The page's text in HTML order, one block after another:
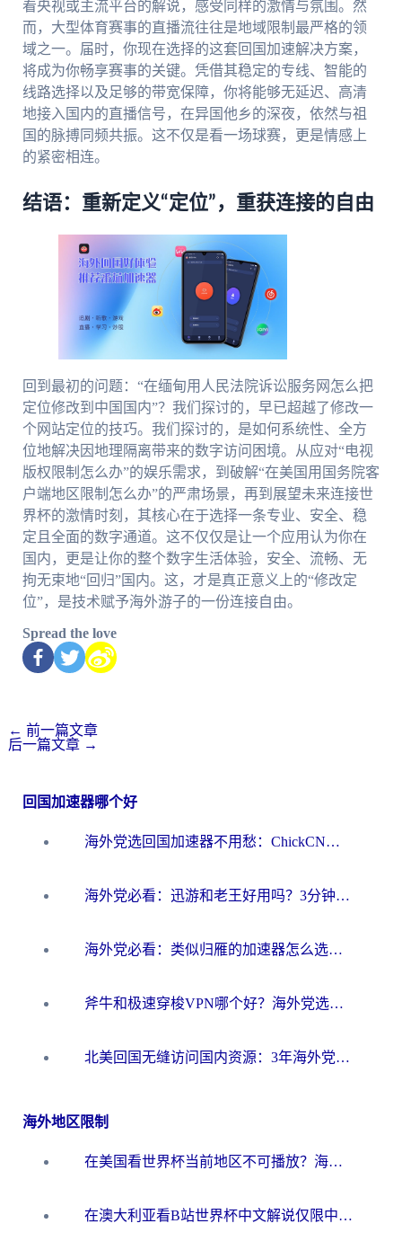
看央视或主流平台的解说，感受同样的激情与氛围。然
而，大型体育赛事的直播流往往是地域限制最严格的领
域之一。届时，你现在选择的这套回国加速解决方案，
将成为你畅享赛事的关键。凭借其稳定的专线、智能的
线路选择以及足够的带宽保障，你将能够无延迟、高清
地接入国内的直播信号，在异国他乡的深夜，依然与祖
国的脉搏同频共振。这不仅是看一场球赛，更是情感上
的紧密相连。
结语：重新定义“定位”，重获连接的自由
回到最初的问题：“在缅甸用人民法院诉讼服务网怎么把
定位修改到中国国内”？我们探讨的，早已超越了修改一
个网站定位的技巧。我们探讨的，是如何系统性、全方
位地解决因地理隔离带来的数字访问困境。从应对“电视
版权限制怎么办”的娱乐需求，到破解“在美国用国务院客
户端地区限制怎么办”的严肃场景，再到展望未来连接世
界杯的激情时刻，其核心在于选择一条专业、安全、稳
定且全面的数字通道。这不仅仅是让一个应用认为你在
国内，更是让你的整个数字生活体验，安全、流畅、无
拘无束地“回归”国内。这，才是真正意义上的“修改定
位”，是技术赋予海外游子的一份连接自由。
Spread the love
← 前一篇文章
后一篇文章 →
回国加速器哪个好
海外党选回国加速器不用愁：ChickCN和洞见哪个好？一篇搞定所有疑问
海外党必看：迅游和老王好用吗？3分钟选对加速国内网络的加速器
海外党必看：类似归雁的加速器怎么选？一篇搞定无缝访问国内资源
斧牛和极速穿梭VPN哪个好？海外党选回国加速器必看的真实对比与避坑指南
北美回国无缝访问国内资源：3年海外党亲测的加速器选择指南
海外地区限制
在美国看世界杯当前地区不可播放？海外党体育观赛终极指南来了！
在澳大利亚看B站世界杯中文解说仅限中国大陆？这篇指南帮你打破限制看遍赛事